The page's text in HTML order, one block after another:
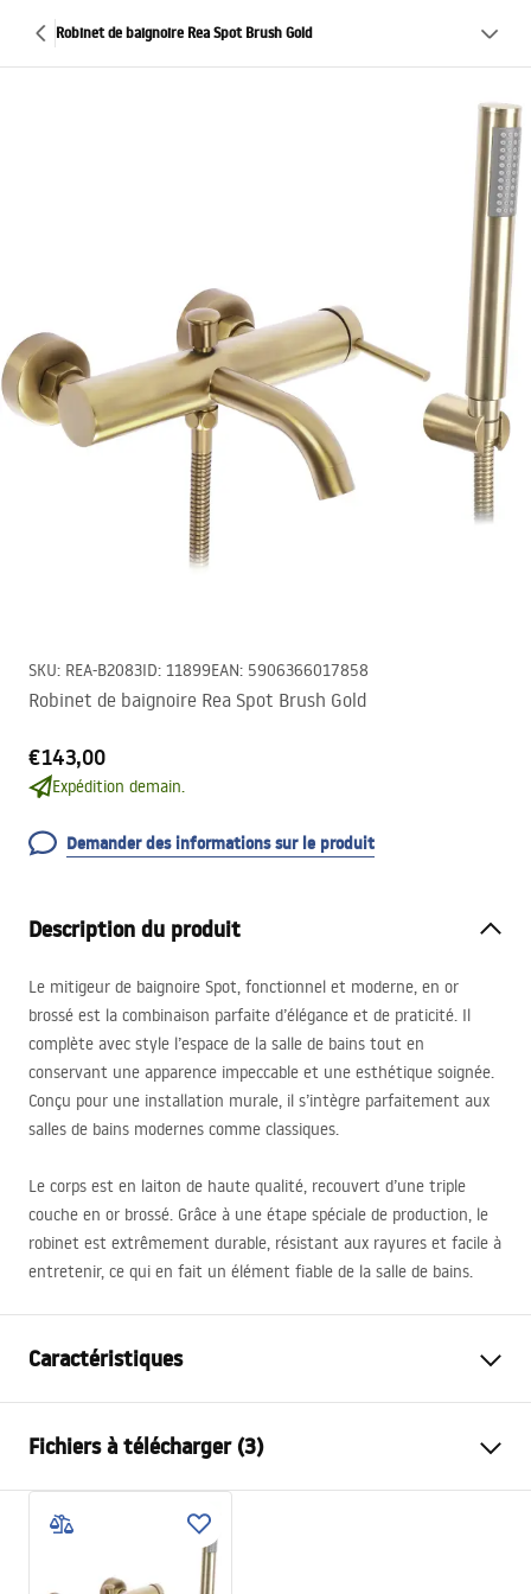
Robinet de baignoire Rea Spot Brush Gold
SKU: REA-B2083ID: 11899EAN: 5906366017858
Robinet de baignoire Rea Spot Brush Gold
€143,00
Expédition demain.
Demander des informations sur le produit
Description du produit
Le mitigeur de baignoire Spot, fonctionnel et moderne, en or
brossé est la combinaison parfaite d’élégance et de praticité. Il
complète avec style l’espace de la salle de bains tout en
conservant une apparence impeccable et une esthétique soignée.
Conçu pour une installation murale, il s’intègre parfaitement aux
salles de bains modernes comme classiques.
Le corps est en laiton de haute qualité, recouvert d’une triple
couche en or brossé. Grâce à une étape spéciale de production, le
robinet est extrêmement durable, résistant aux rayures et facile à
entretenir, ce qui en fait un élément fiable de la salle de bains.
Caractéristiques
Méthode de montage
Couleur
Or brossé
Type de bec
Fichiers à télécharger (3)
Instructions de montage